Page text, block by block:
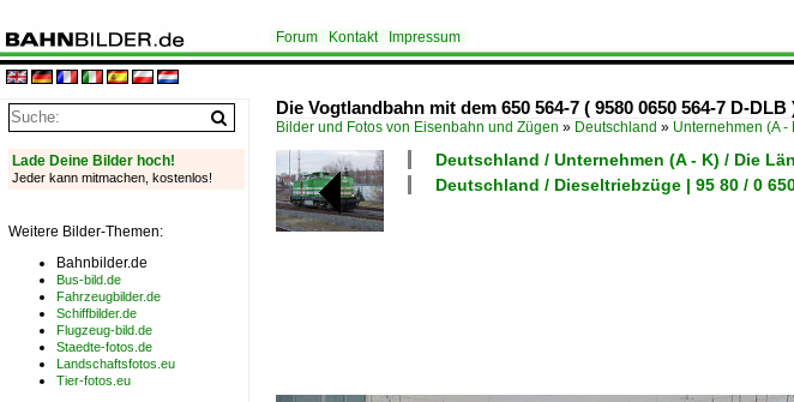
Forum Kontakt Impressum
Die Vogtlandbahn mit dem 650 564-7 ( 9580 0650 564-7 D-
Bilder und Fotos von Eisenbahn und Zügen » Deutschland » Unternehmen (A -
Deutschland / Unternehmen (A - K) / Die
Deutschland / Dieseltriebzüge | 95 80 / 0
Lade Deine Bilder hoch!
Jeder kann mitmachen, kostenlos!
Weitere Bilder-Themen:
Bahnbilder.de
Bus-bild.de
Fahrzeugbilder.de
Schiffbilder.de
Flugzeug-bild.de
Staedte-fotos.de
Landschaftsfotos.eu
Tier-fotos.eu